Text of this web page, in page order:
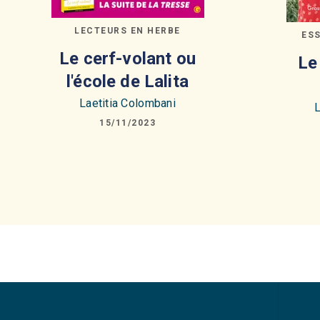
LECTEURS EN HERBE
Le cerf-volant ou
l'école de Lalita
Laetitia Colombani
15/11/2023